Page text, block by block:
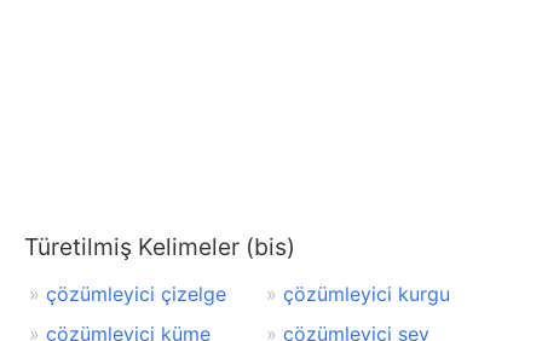
Türetilmiş Kelimeler (bis)
çözümleyici çizelge
çözümleyici kurgu
çözümleyici küme
çözümleyici şey